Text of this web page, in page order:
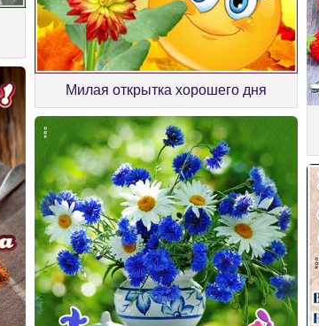
Милая открытка хорошего дня